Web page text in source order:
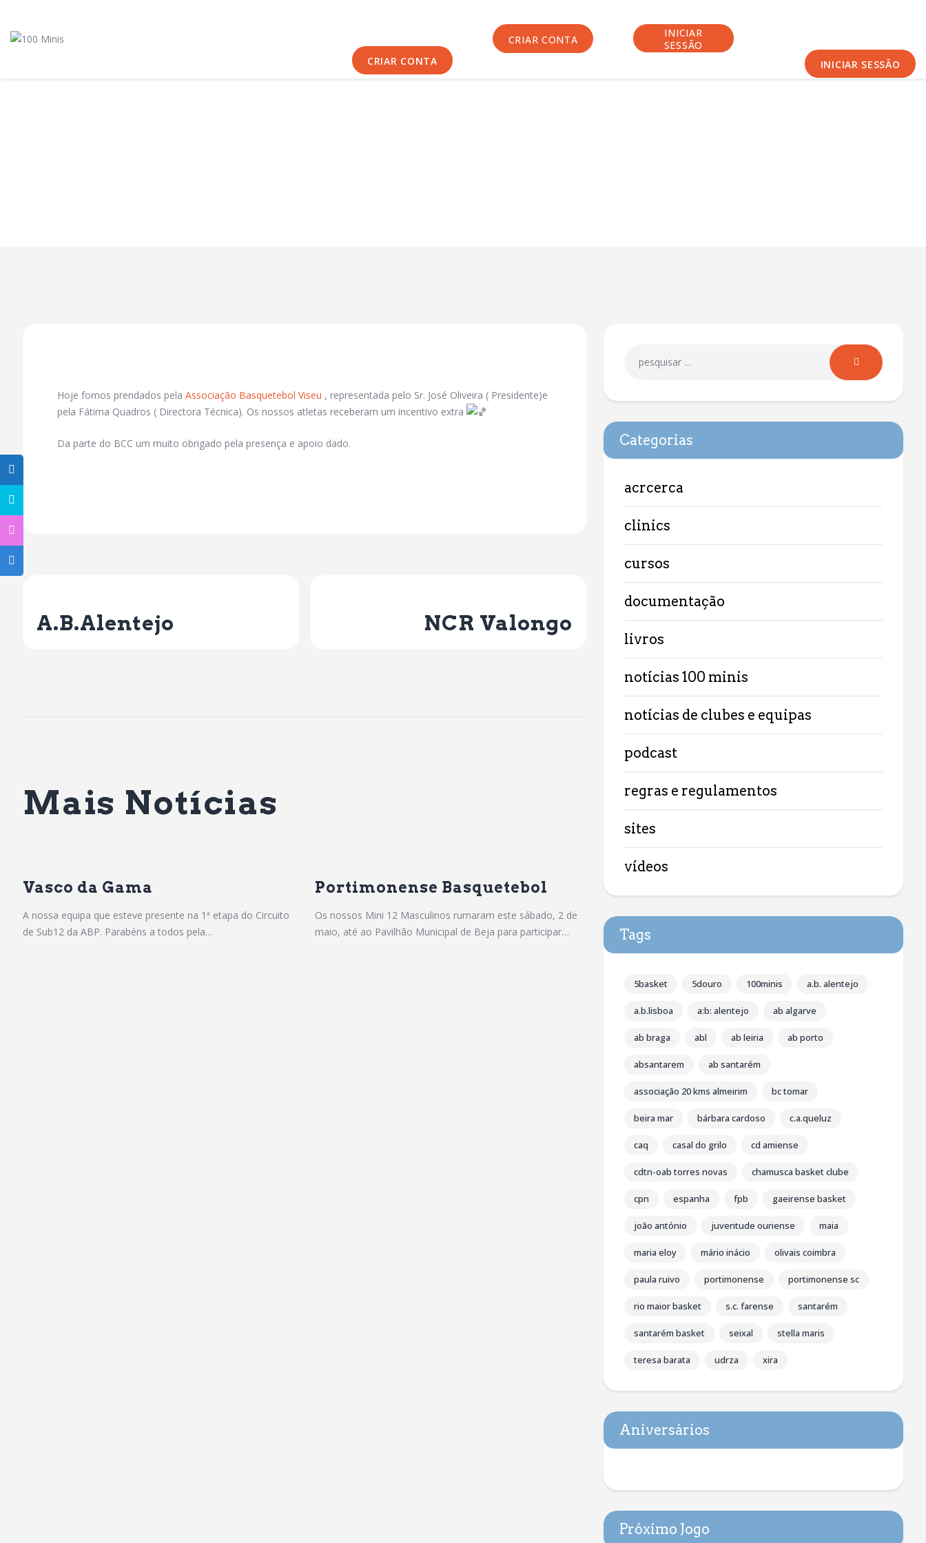
CRIAR CONTA
INICIAR
SESSÃO
CRIAR CONTA
INICIAR SESSÃO
Equipas
Hoje fomos prendados pela Associação Basquetebol Viseu , representada pelo Sr. José Oliveira ( Presidente)e
pela Fátima Quadros ( Directora Técnica). Os nossos atletas receberam um incentivo extra
Da parte do BCC um muito obrigado pela presença e apoio dado.
A.B.Alentejo NCR Valongo
Mais Notícias
Vasco da Gama
A nossa equipa que esteve presente na 1ª etapa do Circuito
de Sub12 da ABP. Parabéns a todos pela…
Portimonense Basquetebol
Os nossos Mini 12 Masculinos rumaram este sábado, 2 de
maio, até ao Pavilhão Municipal de Beja para participar…
Categorias
acrcerca
clinics
cursos
documentação
livros
notícias 100 minis
notícias de clubes e equipas
podcast
regras e regulamentos
sites
vídeos
Tags
5basket 5douro 100minis a.b. alentejo
a.b.lisboa a:b: alentejo ab algarve
ab braga abl ab leiria ab porto
absantarem ab santarém
associação 20 kms almeirim bc tomar
beira mar bárbara cardoso c.a.queluz
caq casal do grilo cd amiense
cdtn-oab torres novas chamusca basket clube
cpn espanha fpb gaeirense basket
joão antónio juventude ouriense maia
maria eloy mário inácio olivais coimbra
paula ruivo portimonense portimonense sc
rio maior basket s.c. farense santarém
santarém basket seixal stella maris
teresa barata udrza xira
Aniversários
Próximo Jogo